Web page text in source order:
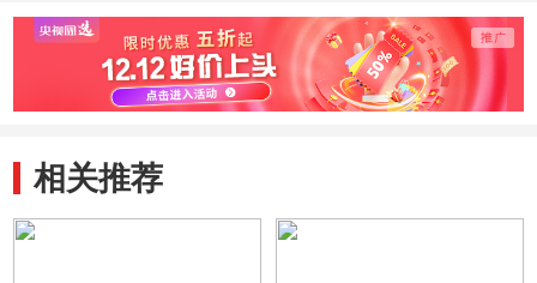
孟宪腾
周晓盟
梓硕
相关推荐